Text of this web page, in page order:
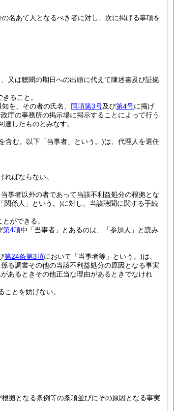
名あて人となるべき者に対し、次に掲げる事項を
又は聴聞の期日への出頭に代えて陳述書及び証拠
ること。
を、その者の氏名、 同項第3号及び第4号に掲げ
庁の事務所の掲示場に掲示することによって行う
したものとみなす。
含む。以下「当事者」という。)は、代理人を選任
ばならない。
事者以外の者であって当該不利益処分の根拠とな
関係人」という。)に対し、当該聴聞に関する手続
ができる。
第4項中「当事者」とあるのは、「参加人」と読み
第24条第3項において「当事者等」という。)は、
る調書その他の当該不利益処分の原因となる事実
あるときその他正当な理由があるときでなけれ
とを妨げない。
拠となる条例等の条項並びにその原因となる事実